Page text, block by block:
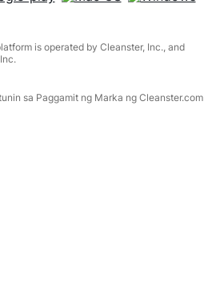
is operated by Cleanster, Inc., and
sa Paggamit ng Marka ng Cleanster.com